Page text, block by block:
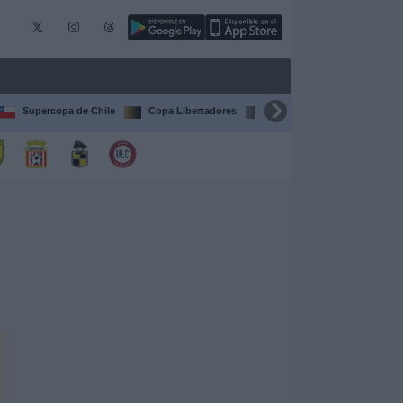
Supercopa de Chile Copa Libertadores Copa Sudamericana